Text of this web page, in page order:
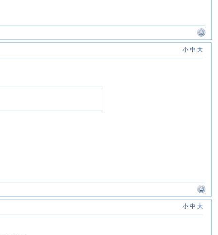
小 中 大
小 中 大